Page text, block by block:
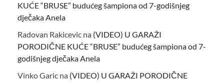
KUĆE “BRUSE” budućeg šampiona od 7-godišnjeg
dječaka Anela
Radovan Rakicevic na (VIDEO) U GARAŽI
PORODIČNE KUĆE “BRUSE” budućeg šampiona od 7-
godišnjeg dječaka Anela
Vinko Garic na (VIDEO) U GARAŽI PORODIČNE